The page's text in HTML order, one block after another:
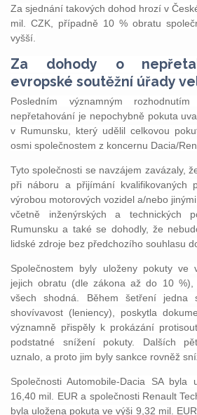
Za sjednání takových dohod hrozí v
mil. CZK, případně 10 % obratu
vyšší.
Za dohody o
evropské soutěžní úřady
Posledním významným
nepřetahování je nepochybně pokuta
v Rumunsku, který udělil celkovou
osmi společnostem z koncernu Dacia/
Tyto společnosti se navzájem zavázaly,
při náboru a přijímání kvalifikovaných
výrobou motorových vozidel a/nebo
včetně inženýrských a technických
Rumunsku a také se dohodly, že
lidské zdroje bez předchozího souhlasu
Společnostem byly uloženy pokuty ve
jejich obratu (dle zákona až do 10 %),
všech shodná. Během šetření jedna
shovívavost (leniency), poskytla
významně přispěly k prokázání
podstatné snížení pokuty. Dalších
uznalo, a proto jim byly sankce rovněž
Společnosti Automobile-Dacia SA
16,40 mil. EUR a společnosti Renault
byla uložena pokuta ve výši 9,32 mil.